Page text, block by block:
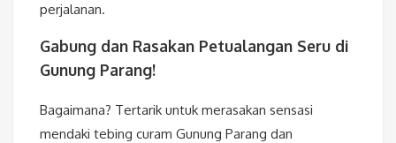
perjalanan.
Gabung dan Rasakan Petualangan Seru di
Gunung Parang!
Bagaimana? Tertarik untuk merasakan sensasi
mendaki tebing curam Gunung Parang dan